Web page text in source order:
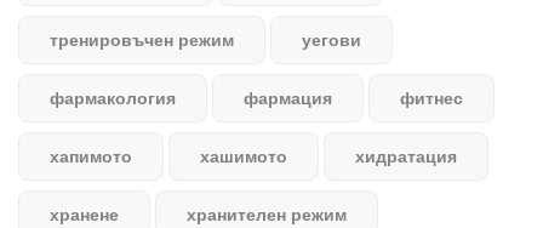
тренировъчен режим уегови
фармакология фармация фитнес
хапимото хашимото хидратация
хранене хранителен режим